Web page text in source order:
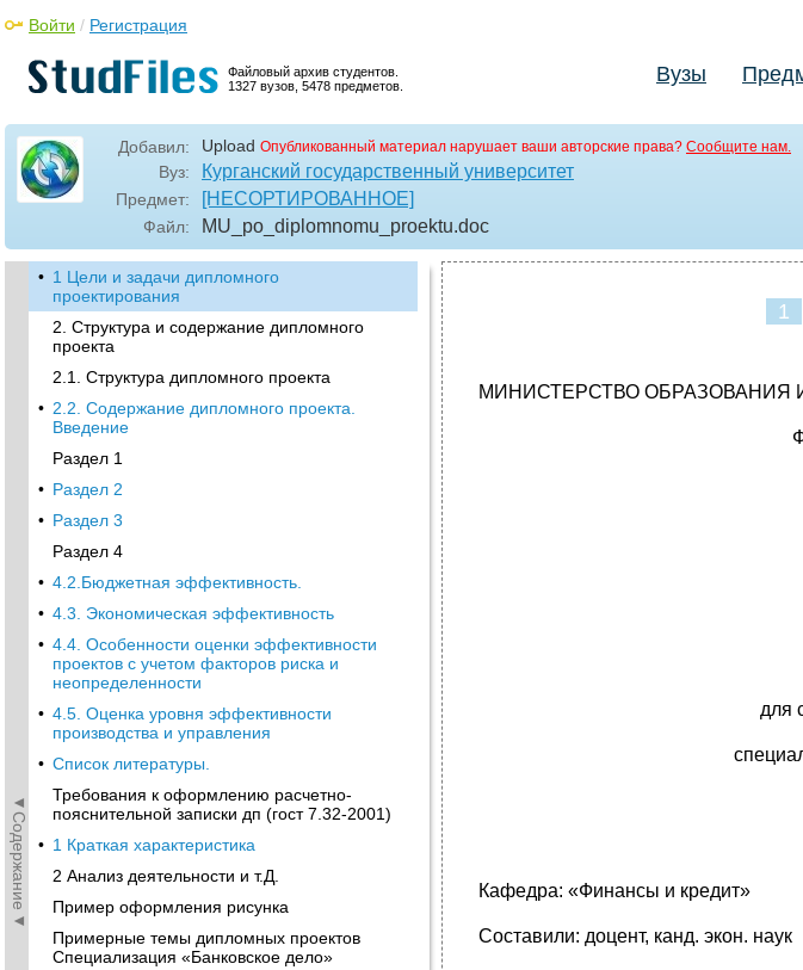
Файловый архив студентов.
1327 вузов, 5478 предметов.
Войти / Регистрация
Вузы
Добавил: Upload Опубликованный материал нарушает ваши авторские права? Сообщите нам.
Вуз: Курганский государственный университет
Предмет: [НЕСОРТИРОВАННОЕ]
Файл: MU_po_diplomnomu_proektu.doc
◄Содержание◄
• 1 Цели и задачи дипломного
проектирования
2. Структура и содержание дипломного
проекта
2.1. Структура дипломного проекта
• 2.2. Содержание дипломного проекта.
Введение
Раздел 1
• Раздел 2
• Раздел 3
Раздел 4
• 4.2.Бюджетная эффективность.
• 4.3. Экономическая эффективность
• 4.4. Особенности оценки эффективности
проектов с учетом факторов риска и
неопределенности
• 4.5. Оценка уровня эффективности
производства и управления
• Список литературы.
Требования к оформлению расчетно-
пояснительной записки дп (гост 7.32-2001)
• 1 Краткая характеристика
2 Анализ деятельности и т.Д.
Пример оформления рисунка
Примерные темы дипломных проектов
Специализация «Банковское дело»
1
МИНИСТЕРСТВО ОБРАЗОВАНИЯ
для
Кафедра: «Финансы и кредит»
Составили: доцент, канд. экон. наук